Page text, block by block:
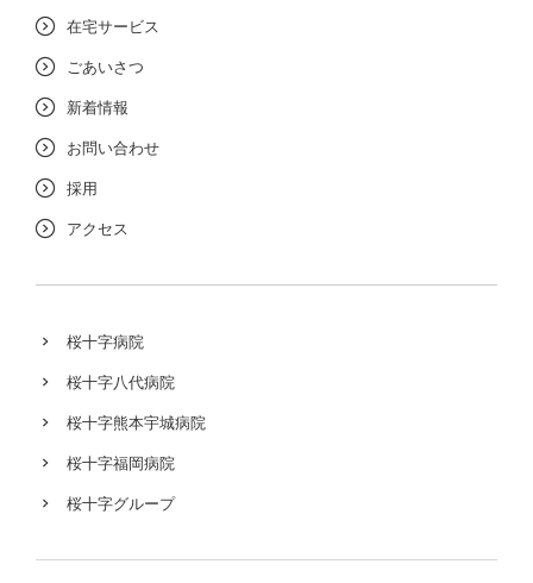
在宅サービス
ごあいさつ
新着情報
お問い合わせ
採用
アクセス
桜十字病院
桜十字八代病院
桜十字熊本宇城病院
桜十字福岡病院
桜十字グループ